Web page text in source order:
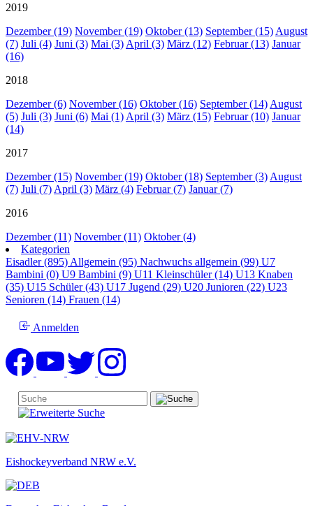
2019
Dezember (19) November (19) Oktober (13) September (15) August
(7) Juli (4) Juni (3) Mai (3) April (3) März (12) Februar (13) Januar
(16)
2018
Dezember (6) November (16) Oktober (16) September (14) August
(5) Juli (3) Juni (6) Mai (1) April (3) März (15) Februar (10) Januar
(14)
2017
Dezember (15) November (19) Oktober (18) September (3) August
(7) Juli (7) April (3) März (4) Februar (7) Januar (7)
2016
Dezember (11) November (11) Oktober (4)
Kategorien
Eisadler (895) Allgemein (95) Nachwuchs allgemein (99) U7
Bambini (0) U9 Bambini (9) U11 Kleinschüler (14) U13 Knaben
(35) U15 Schüler (43) U17 Jugend (29) U20 Junioren (22) U23
Senioren (14) Frauen (14)
Anmelden
Eishockeyverband NRW e.V.